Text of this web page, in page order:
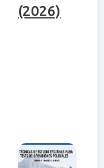
(2026)